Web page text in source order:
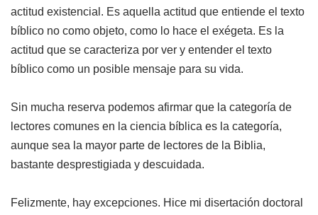
actitud existencial. Es aquella actitud que entiende el texto
bíblico no como objeto, como lo hace el exégeta. Es la
actitud que se caracteriza por ver y entender el texto
bíblico como un posible mensaje para su vida.
Sin mucha reserva podemos afirmar que la categoría de
lectores comunes en la ciencia bíblica es la categoría,
aunque sea la mayor parte de lectores de la Biblia,
bastante desprestigiada y descuidada.
Felizmente, hay excepciones. Hice mi disertación doctoral